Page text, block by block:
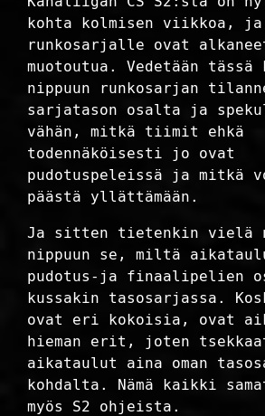
kohta kolmisen viikkoa, ja
runkosarjalle ovat
muotoutua. Vedetään tässä
nippuun runkosarjan
sarjatason osalta ja
vähän, mitkä tiimit ehkä
todennäköisesti jo ovat
pudotuspeleissä ja mitkä
päästä yllättämään.
Ja sitten tietenkin vielä
nippuun se, miltä
pudotus-ja finaalipelien
kussakin tasosarjassa.
ovat eri kokoisia, ovat
hieman erit, joten
aikataulut aina oman
kohdalta. Nämä kaikki
myös S2 ohjeista.